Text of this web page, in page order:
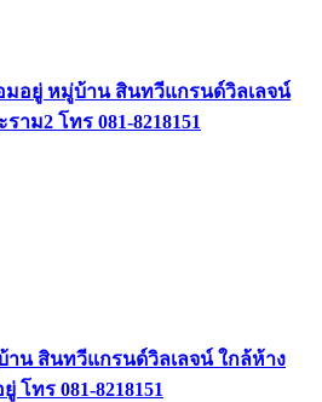
มอยู่ หมู่บ้าน สินทวีแกรนด์วิลเลจน์
ม2 โทร 081-8218151
าน สินทวีแกรนด์วิลเลจน์ ใกล้ห้าง
โทร 081-8218151